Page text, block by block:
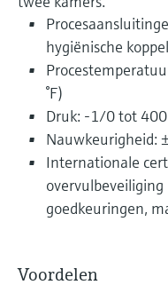
hygiënische
°F)
Druk: -1/0 tot
Nauwkeurigheid:
Internationale
overvulbeveiliging
goedkeuringen,
Voordelen